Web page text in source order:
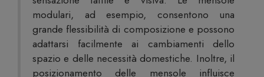
modulari, ad esempio, consentono una
grande flessibilità di composizione e possono
adattarsi facilmente ai cambiamenti dello
spazio e delle necessità domestiche. Inoltre, il
posizionamento delle mensole influisce